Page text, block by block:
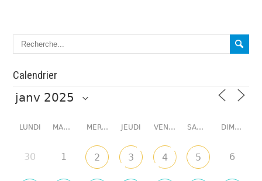
Calendrier
LUNDI MARDI MERCREDI JEUDI VENDREDI SAMEDI DIMANCHE
30 1 2 3 4 5 6